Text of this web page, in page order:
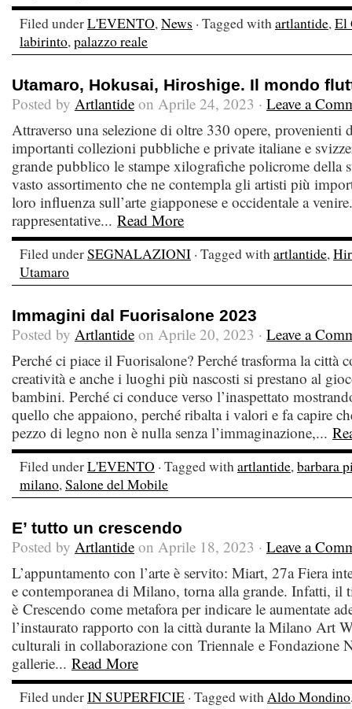
Filed underL'EVENTO,News · Tagged withartlantide,El
labirinto,palazzo reale
Utamaro, Hokusai, Hiroshige. Il mondo
Posted by Artlantide on Aprile 24, 2023 · Leave a
Attraverso una selezione di oltre 330 opere, provenienti
importanti collezioni pubbliche e private italiane e
grande pubblico le stampe xilografiche policrome della
vasto assortimento che ne contempla gli artisti più
loro influenza sull’arte giapponese e occidentale a
rappresentative... Read More
Filed underSEGNALAZIONI · Tagged withartlantide,
Utamaro
Immagini dal Fuorisalone 2023
Posted by Artlantide on Aprile 20, 2023 · Leave a
Perché ci piace il Fuorisalone? Perché trasforma la città
creatività e anche i luoghi più nascosti si prestano al
bambini. Perché ci conduce verso l’inaspettato
quello che appaiono, perché ribalta i valori e fa capire
pezzo di legno non è nulla senza l’immaginazione,...
Filed underL'EVENTO · Tagged withartlantide,barbara
milano,Salone del Mobile
E’ tutto un crescendo
Posted by Artlantide on Aprile 18, 2023 · Leave a
L’appuntamento con l’arte è servito: Miart, 27a Fiera
e contemporanea di Milano, torna alla grande. Infatti, il
è Crescendo come metafora per indicare le aumentate
l’instaurato rapporto con la città durante la Milano Art
culturali in collaborazione con Triennale e Fondazione
gallerie... Read More
Filed underIN SUPERFICIE · Tagged withAldo Mondino